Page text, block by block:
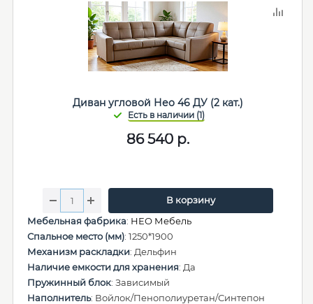
Диван угловой Нео 46 ДУ (2 кат.)
86 540 р.
В корзину
Мебельная фабрика: НЕО Мебель
Спальное место (мм): 1250*1900
Механизм раскладки: Дельфин
Наличие емкости для хранения: Да
Пружинный блок: Зависимый
Наполнитель: Войлок/Пенополиуретан/Синтепон